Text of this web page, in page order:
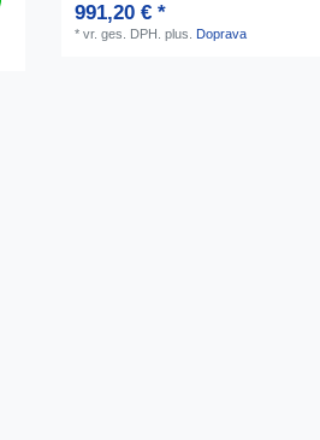
991,20 € *
*vr. ges. DPH. plus. Doprava